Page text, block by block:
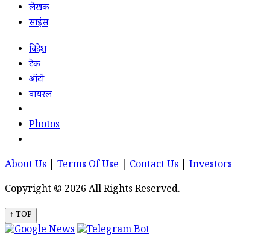
लेखक
साइंस
विदेश
टेक
ऑटो
वायरल
Photos
About Us Terms Of Use Contact Us
Investors
Copyright © 2026 All Rights Reserved.
↑ TOP